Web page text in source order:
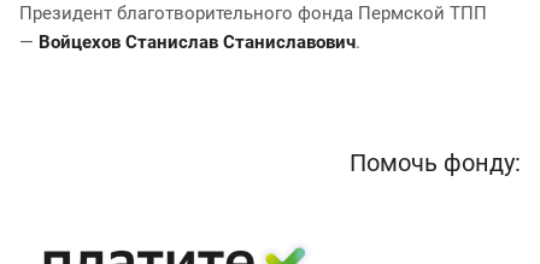
Президент благотворительного фонда Пермской ТПП
— Войцехов Станислав Станиславович.
Помочь фонду: